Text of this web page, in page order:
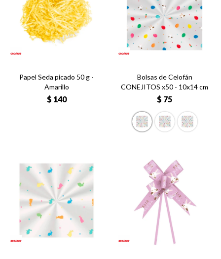
Papel Seda picado 50 g -
Amarillo
$ 140
Bolsas de Celofán
CONEJITOS x50 - 10x14 cm
$ 75